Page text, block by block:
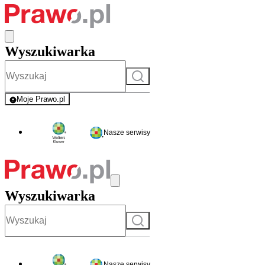
Wyszukiwarka
Szukaj
Moje Prawo.pl
- rejestracja i logowanie do serwisu
Nasze serwisy
Wyszukiwarka
Szukaj